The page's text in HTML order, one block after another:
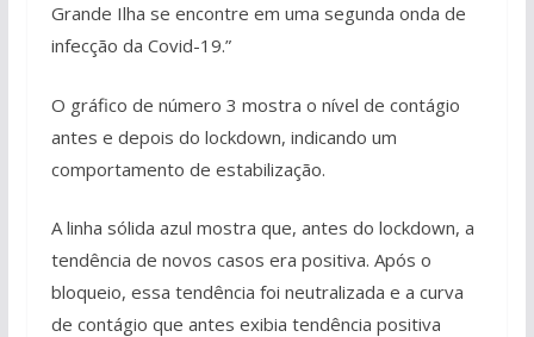
Grande Ilha se encontre em uma segunda onda de
infecção da Covid-19.”
O gráfico de número 3 mostra o nível de contágio
antes e depois do lockdown, indicando um
comportamento de estabilização.
A linha sólida azul mostra que, antes do lockdown, a
tendência de novos casos era positiva. Após o
bloqueio, essa tendência foi neutralizada e a curva
de contágio que antes exibia tendência positiva